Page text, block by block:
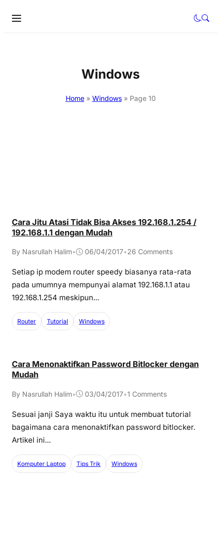
Windows
Home» Windows» Page 10
Cara Jitu Atasi Tidak Bisa Akses 192.168.1.254 /
192.168.1.1 dengan Mudah
By Nasrullah Halim• 06/04/2017•26 Comments
Setiap ip modem router speedy biasanya rata-rata
pada umumnya mempunyai alamat 192.168.1.1 atau
192.168.1.254 meskipun...
Router Tutorial Windows
Cara Menonaktifkan Password Bitlocker dengan
Mudah
By Nasrullah Halim• 03/04/2017•1 Comments
Sesuai janji Saya waktu itu untuk membuat tutorial
bagaimana cara menonaktifkan password bitlocker.
Artikel ini...
Komputer Laptop Tips Trik Windows